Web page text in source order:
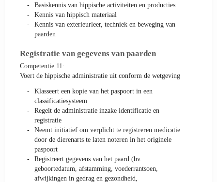
Basiskennis van hippische activiteiten en producties
Kennis van hippisch materiaal
Kennis van exterieurleer, techniek en beweging van
paarden
Registratie van gegevens van paarden
Competentie 11:
Voert de hippische administratie uit conform de wetgeving
Klasseert een kopie van het paspoort in een
classificatiesysteem
Regelt de administratie inzake identificatie en
registratie
Neemt initiatief om verplicht te registreren medicatie
door de dierenarts te laten noteren in het originele
paspoort
Registreert gegevens van het paard (bv.
geboortedatum, afstamming, voederrantsoen,
afwijkingen in gedrag en gezondheid,